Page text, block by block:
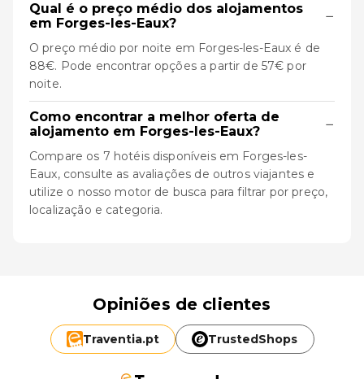
Qual é o preço médio dos alojamentos
em Forges-les-Eaux?
−
O preço médio por noite em Forges-les-Eaux é de
88€. Pode encontrar opções a partir de 57€ por
noite.
Como encontrar a melhor oferta de
alojamento em Forges-les-Eaux?
−
Compare os 7 hotéis disponíveis em Forges-les-
Eaux, consulte as avaliações de outros viajantes e
utilize o nosso motor de busca para filtrar por preço,
localização e categoria.
Opiniões de clientes
Traventia.pt TrustedShops